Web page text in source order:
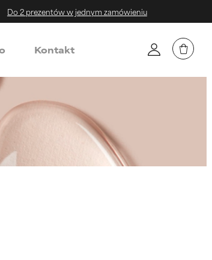
Do 2 prezentów w jednym zamówieniu
Kontakt